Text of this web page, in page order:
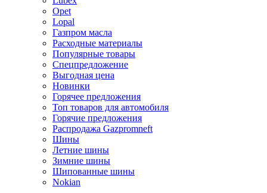
Opet
Lopal
Газпром масла
Расходные материалы
Популярные товары
Спецпредложение
Выгодная цена
Новинки
Горячее предложения
Топ товаров для автомобиля
Горячие предложения
Распродажа Gazpromneft
Шины
Летние шины
Зимние шины
Шипованные шины
Nokian